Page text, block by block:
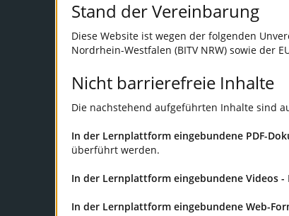
Stand der Vereinbarung
Diese Website ist wegen der folgenden
Nordrhein-Westfalen (BITV NRW) sowie der
Nicht barrierefreie Inhalte
Die nachstehend aufgeführten Inhalte sind
In der Lernplattform eingebundene PDF-
überführt werden.
In der Lernplattform eingebundene Videos -
In der Lernplattform eingebundene Web-